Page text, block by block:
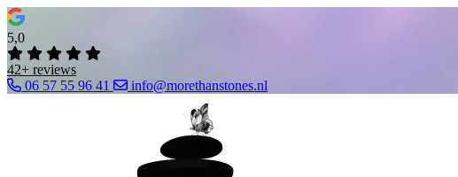
5,0
42+ reviews
06 57 55 96 41
info@morethanstones.nl